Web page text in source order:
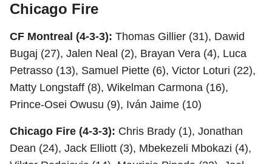
Chicago Fire
CF Montreal (4-3-3): Thomas Gillier (31), Dawid
Bugaj (27), Jalen Neal (2), Brayan Vera (4), Luca
Petrasso (13), Samuel Piette (6), Victor Loturi (22),
Matty Longstaff (8), Wikelman Carmona (16),
Prince-Osei Owusu (9), Iván Jaime (10)
Chicago Fire (4-3-3): Chris Brady (1), Jonathan
Dean (24), Jack Elliott (3), Mbekezeli Mbokazi (4),